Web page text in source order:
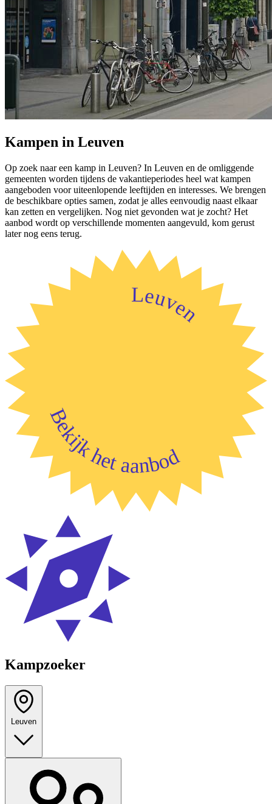
Kampen in Leuven
Op zoek naar een kamp in Leuven? In Leuven en de omliggende
gemeenten worden tijdens de vakantieperiodes heel wat kampen
aangeboden voor uiteenlopende leeftijden en interesses. We brengen
de beschikbare opties samen, zodat je alles eenvoudig naast elkaar
kan zetten en vergelijken. Nog niet gevonden wat je zocht? Het
aanbod wordt op verschillende momenten aangevuld, kom gerust
later nog eens terug.
Leuven
Bekijk het aanbod
Kampzoeker
Leuven